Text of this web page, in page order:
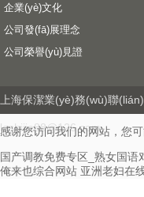
企業(yè)文化
公司發(fā)展理念
公司榮譽(yù)見證
上海保潔業(yè)務(wù)聯
leshijie88@126.com
感谢您访问我们的网站，您
国产调教免费专区_熟女国
俺来也综合网站 亚洲老妇在